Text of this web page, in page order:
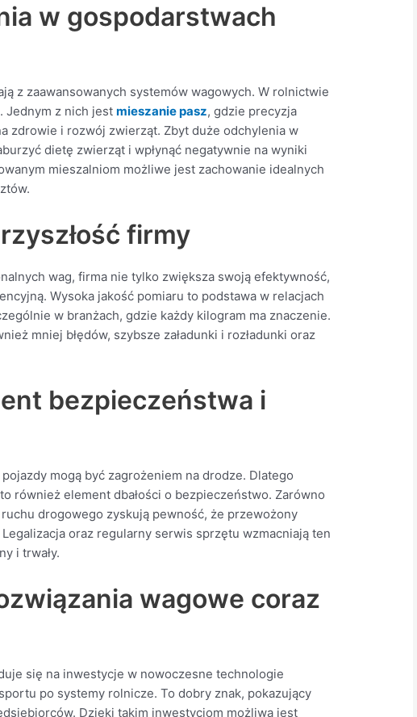
w gospodarstwach
z zaawansowanych systemów wagowych. W rolnictwie
Jednym z nich jestmieszanie pasz, gdzie precyzja
zdrowie i rozwój zwierząt. Zbyt duże odchylenia w
dietę zwierząt i wpłynąć negatywnie na wyniki
mieszalniom możliwe jest zachowanie idealnych
firmy
wag, firma nie tylko zwiększa swoją efektywność,
Wysoka jakość pomiaru to podstawa w relacjach
w branżach, gdzie każdy kilogram ma znaczenie.
mniej błędów, szybsze załadunki i rozładunki oraz
bezpieczeństwa i
mogą być zagrożeniem na drodze. Dlatego
również element dbałości o bezpieczeństwo. Zarówno
drogowego zyskują pewność, że przewożony
oraz regularny serwis sprzętu wzmacniają ten
i trwały.
wagowe coraz
się na inwestycje w nowoczesne technologie
po systemy rolnicze. To dobry znak, pokazujący
Dzięki takim inwestycjom możliwa jest